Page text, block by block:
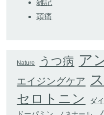
雑記
頭痛
Nature うつ病 ア
エイジングケア
セロトニン ダ